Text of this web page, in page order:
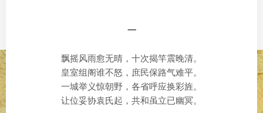
一
飘摇风雨愈无晴，十次揭竿震晚清。
皇室组阁谁不怒，庶民保路气难平。
一城举义惊朝野，各省呼应换彩旌。
让位妥协袁氏起，共和虽立已幽冥。